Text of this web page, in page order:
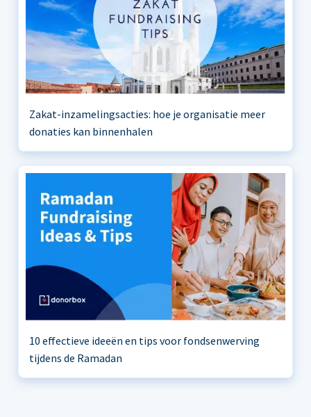
Zakat-inzamelingsacties: hoe je organisatie meer
donaties kan binnenhalen
10 effectieve ideeën en tips voor fondsenwerving
tijdens de Ramadan